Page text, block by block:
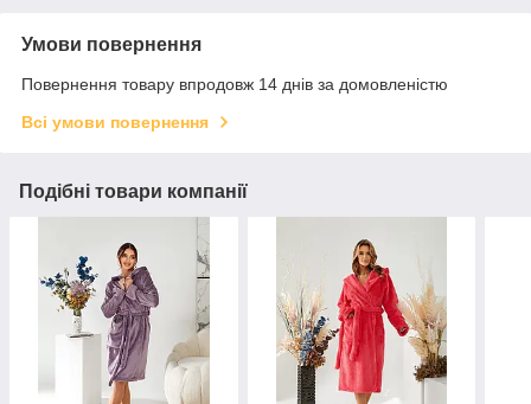
Умови повернення
Повернення товару впродовж 14 днів за домовленістю
Всі умови повернення
Подібні товари компанії